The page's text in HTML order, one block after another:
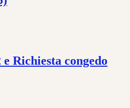
Richiesta congedo